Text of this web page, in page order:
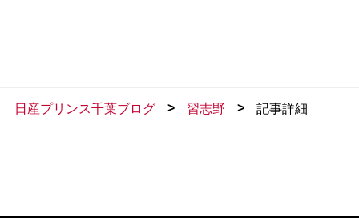
日産プリンス千葉ブログ > 習志野 > 記事詳細